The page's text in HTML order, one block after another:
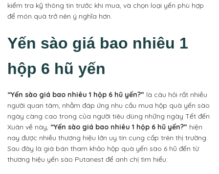
kiểm tra kỹ thông tin trước khi mua, và chọn loại yến phù hợp
để món quà trở nên ý nghĩa hơn.
Yến sào giá bao nhiêu 1
hộp 6 hũ yến
“Yến sào giá bao nhiêu 1 hộp 6 hũ yến?” là câu hỏi rất nhiều
người quan tâm, nhằm đáp ứng nhu cầu mua hộp quà yến sào
ngày càng cao trong của người tiêu dùng những ngày Tết đến
Xuân về này, “Yến sào giá bao nhiêu 1 hộp 6 hũ yến?” hiện
nay được nhiều thương hiệu lớn uy tín cung cấp trên thị trường.
Sau đây là giá bán tham khảo hộp quà yến sào 6 hũ đến từ
thương hiệu yến sào Putanest để anh chị tìm hiểu: